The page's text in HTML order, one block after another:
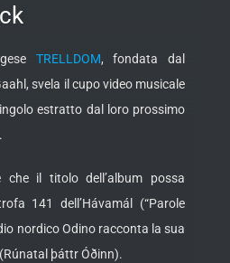
TRELLDOM, fondata dal
svela il cupo video musicale
estratto dal loro prossimo
che il titolo dell’album possa
141 dell’Hávamál (“Parole
nordico Odino racconta la sua
þáttr Óðinn).